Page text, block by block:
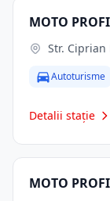
MOTO
Str. Ciprian
Autoturisme
Detalii stație
MOTO